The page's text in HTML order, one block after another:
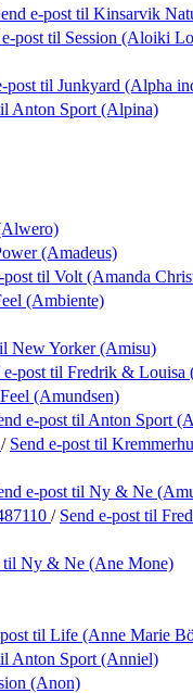
e-post til Kinsarvik
post til Session (Aloiki
post til Junkyard (Alpha
Anton Sport (Alpina)
(Amadeus)
post til Volt (Amanda
(Ambiente)
New Yorker (Amisu)
e-post til Fredrik & Louisa
(Amundsen)
e-post til Anton Sport
/ Send e-post til
e-post til Ny & Ne
/ Send e-post til
til Ny & Ne (Ane Mone)
til Life (Anne Marie
Anton Sport (Anniel)
(Anon)